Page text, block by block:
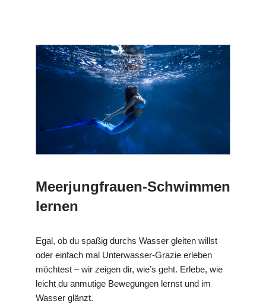
Meerjungfrauen-Schwimmen
lernen
Egal, ob du spaßig durchs Wasser gleiten willst
oder einfach mal Unterwasser-Grazie erleben
möchtest – wir zeigen dir, wie’s geht. Erlebe, wie
leicht du anmutige Bewegungen lernst und im
Wasser glänzt.